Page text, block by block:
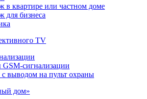
в квартире или частном доме
для бизнеса
TV
сигнализации
выводом на пульт охраны
дом»